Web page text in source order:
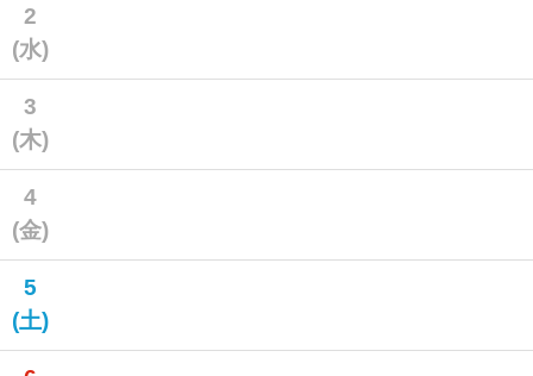
2
(水)
3
(木)
4
(金)
5
(土)